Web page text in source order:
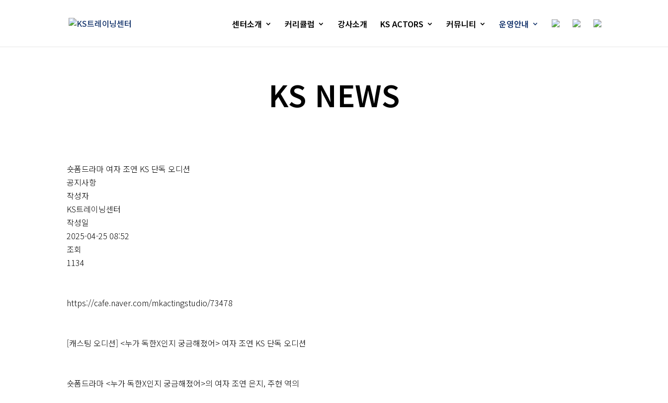
센터소개 커리큘럼 강사소개 KS ACTORS 커뮤니티 운영안내
KS NEWS
숏폼드라마 여자 조연 KS 단독 오디션
공지사항
작성자
KS트레이닝센터
작성일
2025-04-25 08:52
조회
1134
https://cafe.naver.com/mkactingstudio/73478
[캐스팅 오디션] <누가 독한X인지 궁금해졌어> 여자 조연 KS 단독 오디션
숏폼드라마 <누가 독한X인지 궁금해졌어>의 여자 조연 은지, 주현 역의